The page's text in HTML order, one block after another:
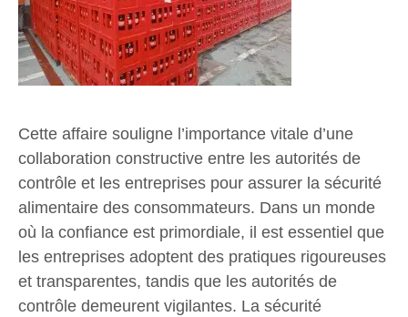
Cette affaire souligne l’importance vitale d’une
collaboration constructive entre les autorités de
contrôle et les entreprises pour assurer la sécurité
alimentaire des consommateurs. Dans un monde
où la confiance est primordiale, il est essentiel que
les entreprises adoptent des pratiques rigoureuses
et transparentes, tandis que les autorités de
contrôle demeurent vigilantes. La sécurité